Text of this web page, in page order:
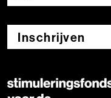
Inschrijven